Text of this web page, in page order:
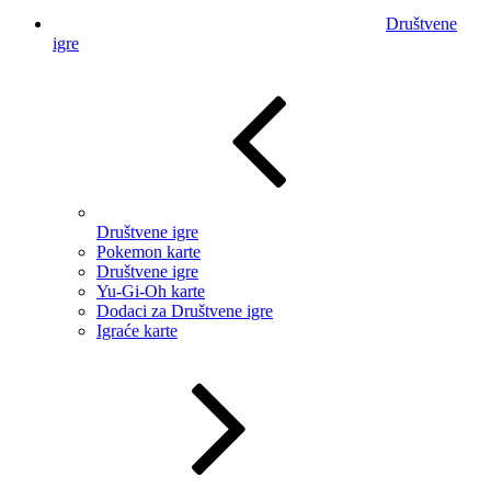
Društvene
igre
Društvene igre
Pokemon karte
Društvene igre
Yu-Gi-Oh karte
Dodaci za Društvene igre
Igraće karte